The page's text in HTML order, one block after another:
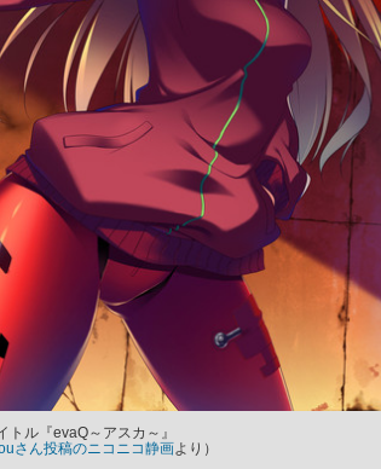
トル『evaQ～アスカ～』
さん投稿のニコニコ静画より）